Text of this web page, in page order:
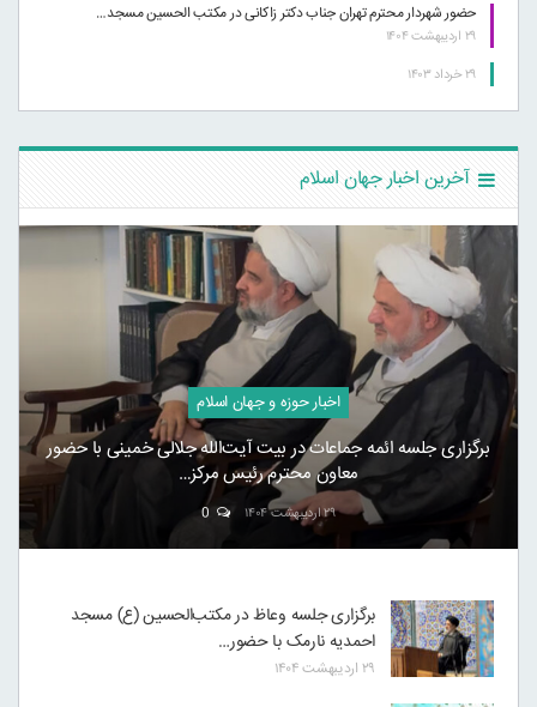
حضور شهردار محترم تهران جناب دکتر زاکانی در مکتب الحسین مسجد…
۲۹ اردیبهشت ۱۴۰۴
۲۹ خرداد ۱۴۰۳
آخرین اخبار جهان اسلام
اخبار حوزه و جهان اسلام
برگزاری جلسه ائمه جماعات در بیت آیت‌الله جلالی خمینی با حضور
معاون محترم رئیس مرکز…
۲۹ اردیبهشت ۱۴۰۴
برگزاری جلسه وعاظ در مکتب‌الحسین (ع) مسجد
احمدیه نارمک با حضور…
۲۹ اردیبهشت ۱۴۰۴